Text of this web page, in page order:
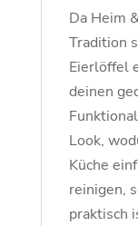
Da Heim
Tradition
Eierlöffel
deinen
Look,
Küche
reinigen,
praktisch